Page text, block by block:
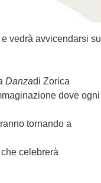
e vedrà avvicendarsi sul
Danzadi Zorica
dove ogni
tornando a
che celebrerà